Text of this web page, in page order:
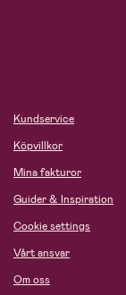
Kundservice
Köpvillkor
Mina fakturor
Guider & Inspiration
Cookie settings
Vårt ansvar
Om oss